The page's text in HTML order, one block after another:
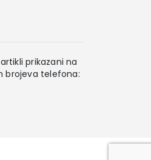
prikazani na
brojeva telefona: